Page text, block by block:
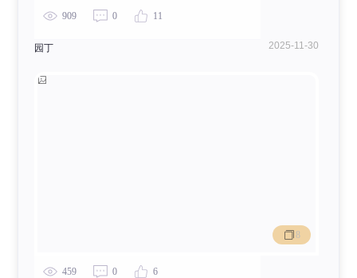
909 0 11
园丁 2025-11-30
459 0 6
8